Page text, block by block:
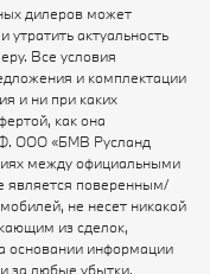
дилеров может
утратить актуальность
Все условия
и комплектации
и ни при каких
как она
ООО «БМВ Русланд
между официальными
является поверенным/
не несет никакой
из сделок,
основании информации
за любые убытки,